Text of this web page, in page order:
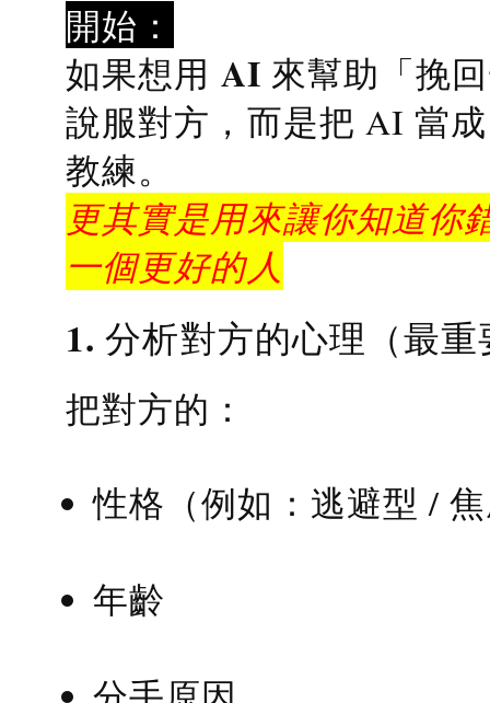
開始：
如果想用 AI 來幫助「挽
說服對方，而是把 AI 當
教練。
更其實是用來讓你知道你
一個更好的人
1. 分析對方的心理（最
把對方的：
性格（例如：逃避型 /
年齡